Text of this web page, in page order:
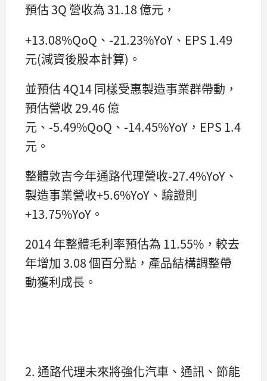
預估 3Q 營收為 31.18 億元，
+13.08%QoQ、-21.23%YoY、EPS 1.49
元(減資後股本計算)。
並預估 4Q14 同樣受惠製造事業群帶動，
預估營收 29.46 億
元、-5.49%QoQ、-14.45%YoY，EPS 1.4
元。
整體敦吉今年通路代理營收-27.4%YoY、
製造事業營收+5.6%YoY、驗證則
+13.75%YoY。
2014 年整體毛利率預估為 11.55%，較去
年增加 3.08 個百分點，產品結構調整帶
動獲利成長。
2. 通路代理未來將強化汽車、通訊、節能